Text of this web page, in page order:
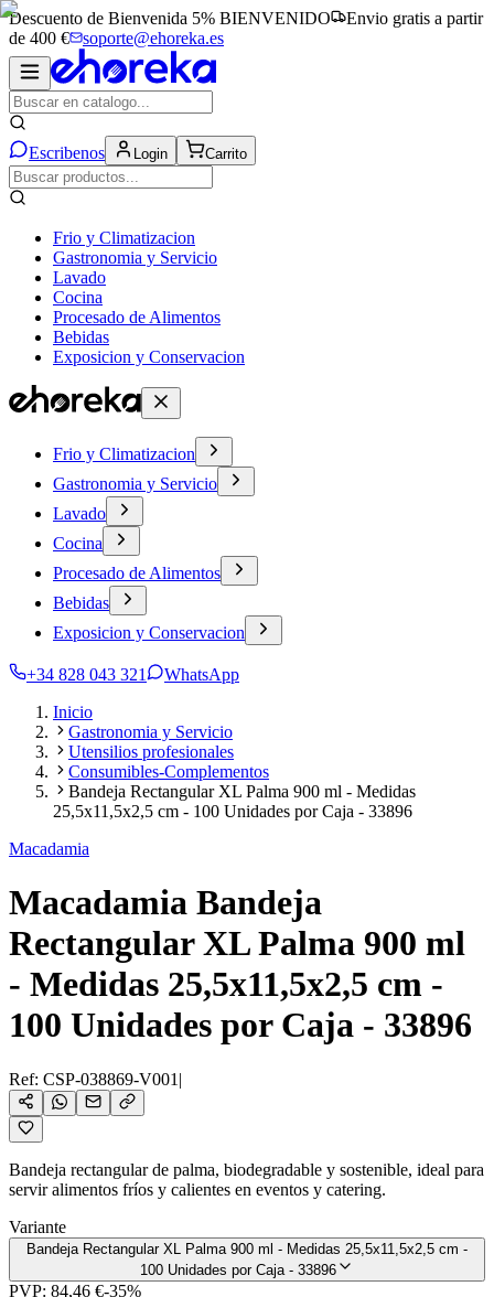
Descuento de Bienvenida 5% BIENVENIDO
Envio gratis a partir
de 400 €
soporte@ehoreka.es
Escribenos Login Carrito
Frio y Climatizacion
Gastronomia y Servicio
Lavado
Cocina
Procesado de Alimentos
Bebidas
Exposicion y Conservacion
Frio y Climatizacion
Gastronomia y Servicio
Lavado
Cocina
Procesado de Alimentos
Bebidas
Exposicion y Conservacion
+34 828 043 321
WhatsApp
Inicio
Gastronomia y Servicio
Utensilios profesionales
Consumibles-Complementos
Bandeja Rectangular XL Palma 900 ml - Medidas
25,5x11,5x2,5 cm - 100 Unidades por Caja - 33896
Macadamia
Macadamia Bandeja
Rectangular XL Palma 900 ml
- Medidas 25,5x11,5x2,5 cm -
100 Unidades por Caja - 33896
Ref: CSP-038869-V001 |
Bandeja rectangular de palma, biodegradable y sostenible, ideal para
servir alimentos fríos y calientes en eventos y catering.
Variante
Bandeja Rectangular XL Palma 900 ml - Medidas 25,5x11,5x2,5 cm -
100 Unidades por Caja - 33896
PVP: 84,46 €-35%